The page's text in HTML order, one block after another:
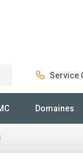
Service
Domaines